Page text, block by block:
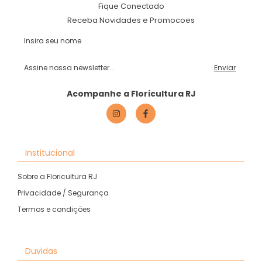
Fique Conectado
Receba Novidades e Promocoes
Acompanhe a Floricultura RJ
Institucional
Sobre a Floricultura RJ
Privacidade / Segurança
Termos e condições
Duvidas